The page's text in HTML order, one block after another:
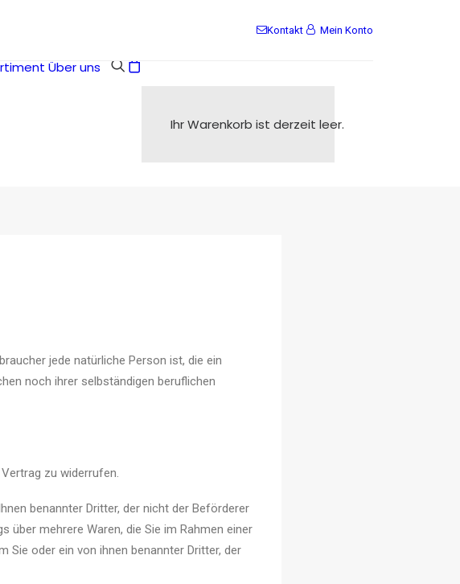
Kontakt Mein Konto
Über uns
Ihr Warenkorb ist derzeit leer.
jede natürliche Person ist, die ein
noch ihrer selbständigen beruflichen
zu widerrufen.
benannter Dritter, der nicht der Beförderer
über mehrere Waren, die Sie im Rahmen einer
Sie oder ein von ihnen benannter Dritter, der